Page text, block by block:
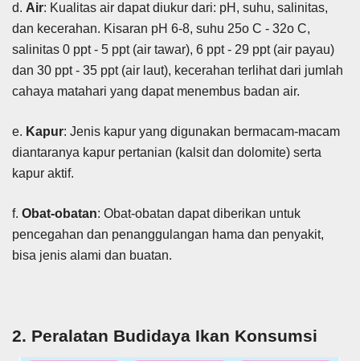
d. Air: Kualitas air dapat diukur dari: pH, suhu, salinitas,
dan kecerahan. Kisaran pH 6-8, suhu 25o C - 32o C,
salinitas 0 ppt - 5 ppt (air tawar), 6 ppt - 29 ppt (air payau)
dan 30 ppt - 35 ppt (air laut), kecerahan terlihat dari jumlah
cahaya matahari yang dapat menembus badan air.
e. Kapur: Jenis kapur yang digunakan bermacam-macam
diantaranya kapur pertanian (kalsit dan dolomite) serta
kapur aktif.
f. Obat-obatan: Obat-obatan dapat diberikan untuk
pencegahan dan penanggulangan hama dan penyakit,
bisa jenis alami dan buatan.
2. Peralatan Budidaya Ikan Konsumsi